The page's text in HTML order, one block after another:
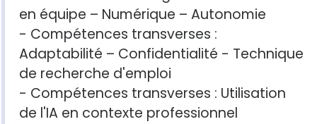
en équipe – Numérique – Autonomie
- Compétences transverses :
Adaptabilité – Confidentialité - Technique
de recherche d'emploi
- Compétences transverses : Utilisation
de l'IA en contexte professionnel